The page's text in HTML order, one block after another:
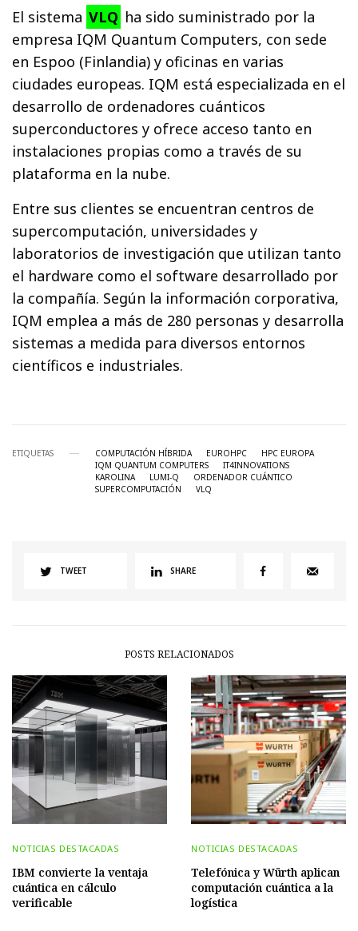
El sistema VLQ ha sido suministrado por la
empresa IQM Quantum Computers, con sede
en Espoo (Finlandia) y oficinas en varias
ciudades europeas. IQM está especializada en el
desarrollo de ordenadores cuánticos
superconductores y ofrece acceso tanto en
instalaciones propias como a través de su
plataforma en la nube.
Entre sus clientes se encuentran centros de
supercomputación, universidades y
laboratorios de investigación que utilizan tanto
el hardware como el software desarrollado por
la compañía. Según la información corporativa,
IQM emplea a más de 280 personas y desarrolla
sistemas a medida para diversos entornos
científicos e industriales.
ETIQUETAS COMPUTACIÓN HÍBRIDA EUROHPC
HPC EUROPA
IQM QUANTUM COMPUTERS
IT4INNOVATIONS
KAROLINA
LUMI-Q
ORDENADOR CUÁNTICO
SUPERCOMPUTACIÓN
VLQ
TWEET SHARE
POSTS RELACIONADOS
NOTICIAS DESTACADAS
IBM convierte la ventaja
cuántica en cálculo
verificable
NOTICIAS DESTACADAS
Telefónica y Würth aplican
computación cuántica a la
logística